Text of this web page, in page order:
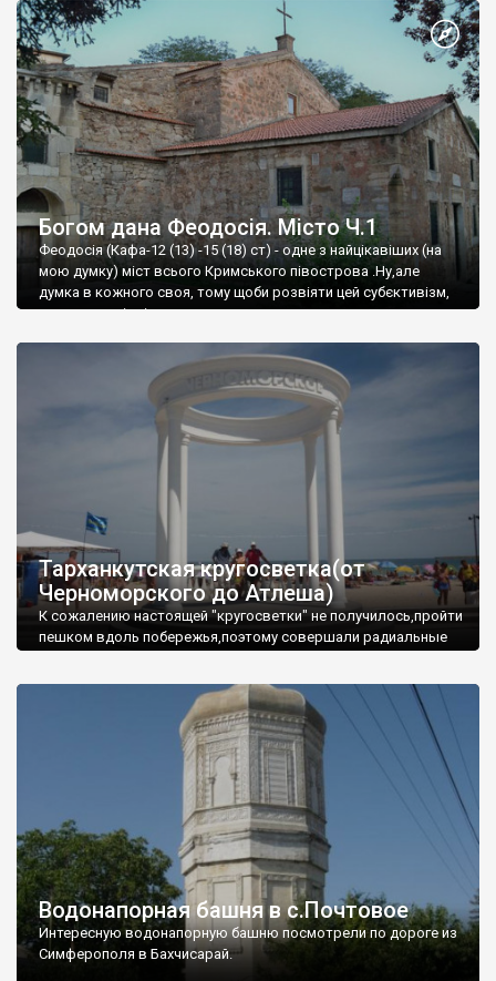
Богом дана Феодосія. Місто Ч.1
Феодосія (Кафа-12 (13) -15 (18) ст) - одне з найцікавіших (на
мою думку) міст всього Кримського півострова .Ну,але
думка в кожного своя, тому щоби розвіяти цей субєктивізм,
запрошую відвідати це
Тарханкутская кругосветка(от
Черноморского до Атлеша)
К сожалению настоящей "кругосветки" не получилось,пройти
пешком вдоль побережья,поэтому совершали радиальные
Водонапорная башня в с.Почтовое
Интересную водонапорную башню посмотрели по дороге из
Симферополя в Бахчисарай.